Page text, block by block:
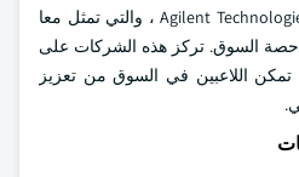
Laboratories و Danaher و Agilent Technologies ، والتي تمثل معا
إجمالي حصة السوق. تركز هذه الشركات على
تمكن اللاعبين في السوق من تعزيز